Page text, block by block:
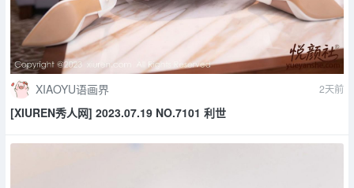
XIAOYU语画界 2天前
[XIUREN秀人网] 2023.07.19 NO.7101 利世